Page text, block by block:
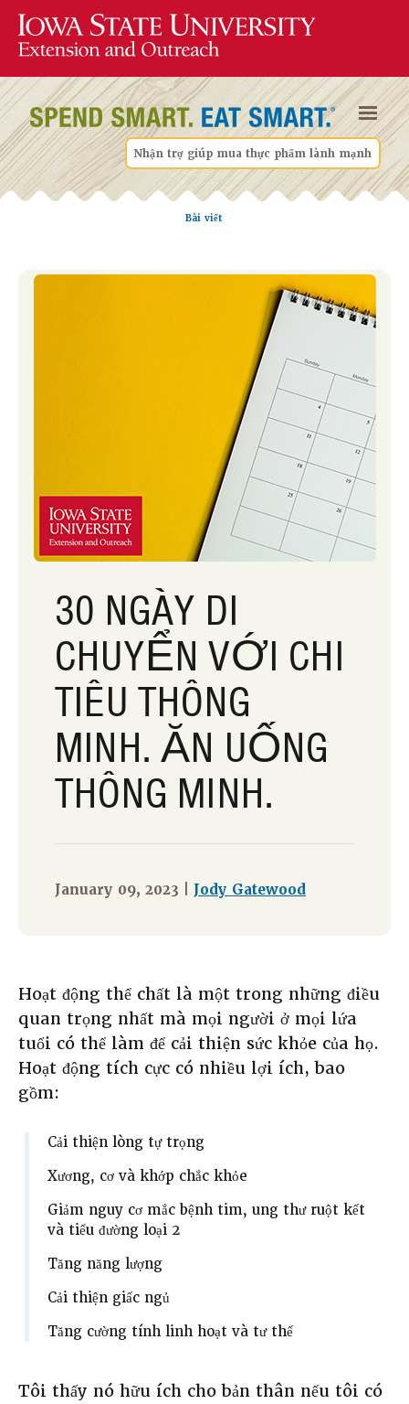
Nhận trợ giúp mua thực phẩm lành mạnh
Bài viết
30 NGÀY DI
CHUYỂN VỚI CHI
TIÊU THÔNG
MINH. ĂN UỐNG
THÔNG MINH.
January 09, 2023 | Jody Gatewood
Hoạt động thể chất là một trong những điều
quan trọng nhất mà mọi người ở mọi lứa
tuổi có thể làm để cải thiện sức khỏe của họ.
Hoạt động tích cực có nhiều lợi ích, bao
gồm:
Cải thiện lòng tự trọng
Xương, cơ và khớp chắc khỏe
Giảm nguy cơ mắc bệnh tim, ung thư ruột kết
và tiểu đường loại 2
Tăng năng lượng
Cải thiện giấc ngủ
Tăng cường tính linh hoạt và tư thế
Tôi thấy nó hữu ích cho bản thân nếu tôi có